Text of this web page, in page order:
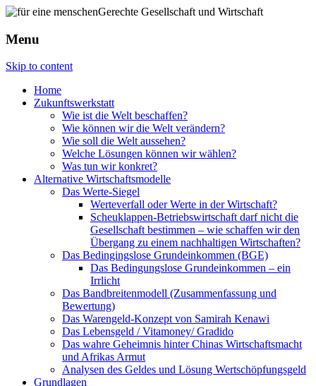
Menu
Skip to content
Home
Zukunftswerkstatt
Wie ist die Welt beschaffen?
Wie können wir die Welt verändern?
Wie soll die Welt aussehen?
Welche Lösungen können wir wählen?
Was tun wir konkret?
Alternative Wirtschaftsmodelle
Das Werte-Siegel
Werteverfall oder Werte in der Wirtschaft?
Scheuklappen-Betriebswirtschaft darf nicht die
Gesellschaft bestimmen – wie schaffen wir den
Übergang zu einem nachhaltigen Wirtschaften?
Das Bedingingslose Grundeinkommen (BGE)
Das Bedingungslose Grundeinkommen – ein
Irrlicht
Das Bandbreitenmodell (Zusammenfassung und
Bewertung)
Das Warengeld-Konzept von Samirah Kenawi
Das Lebensgeld / Vitamoney/ Gradido
Das wahre Geheimnis hinter Chinas Wirtschaftsmacht
und Afrikas Armut
Analysen des Geldes und Lösung Wertschöpfungsgeld
Grundlagen